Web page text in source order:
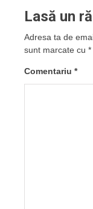
Lasă un
Adresa ta de
sunt marcate cu *
Comentariu *